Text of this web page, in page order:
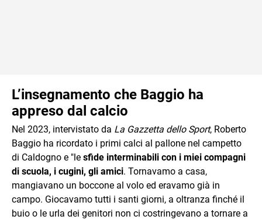
L’insegnamento che Baggio ha
appreso dal calcio
Nel 2023, intervistato da La Gazzetta dello Sport, Roberto
Baggio ha ricordato i primi calci al pallone nel campetto
di Caldogno e "le sfide interminabili con i miei compagni
di scuola, i cugini, gli amici. Tornavamo a casa,
mangiavano un boccone al volo ed eravamo già in
campo. Giocavamo tutti i santi giorni, a oltranza finché il
buio o le urla dei genitori non ci costringevano a tornare a